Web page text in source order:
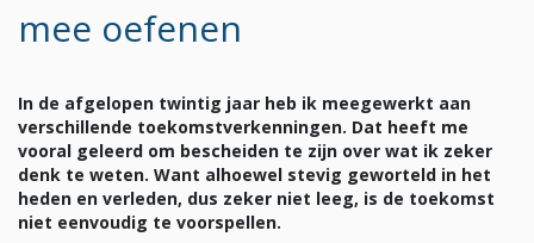
mee oefenen
In de afgelopen twintig jaar heb ik meegewerkt aan
verschillende toekomstverkenningen. Dat heeft me
vooral geleerd om bescheiden te zijn over wat ik zeker
denk te weten. Want alhoewel stevig geworteld in het
heden en verleden, dus zeker niet leeg, is de toekomst
niet eenvoudig te voorspellen.